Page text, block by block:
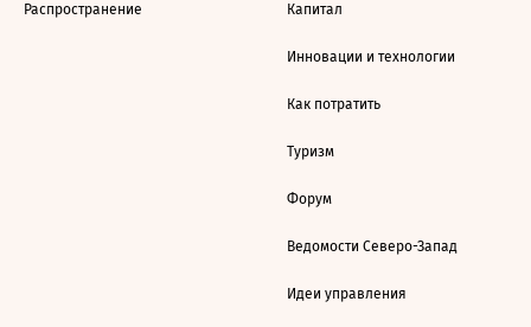
Распространение Капитал
Инновации и технологии
Как потратить
Туризм
Форум
Ведомости Северо-Запад
Идеи управления